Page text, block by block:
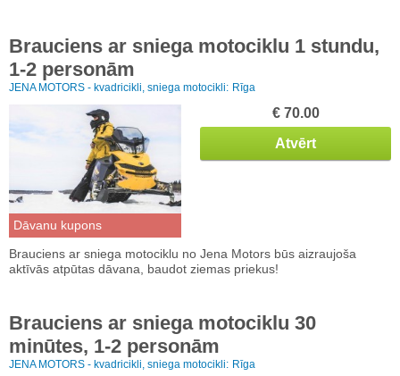
Brauciens ar sniega motociklu 1 stundu,
1-2 personām
JENA MOTORS - kvadricikli, sniega motocikli: Rīga
Dāvanu kupons
€ 70.00
Atvērt
Brauciens ar sniega motociklu no Jena Motors būs aizraujoša
aktīvās atpūtas dāvana, baudot ziemas priekus!
Brauciens ar sniega motociklu 30
minūtes, 1-2 personām
JENA MOTORS - kvadricikli, sniega motocikli: Rīga